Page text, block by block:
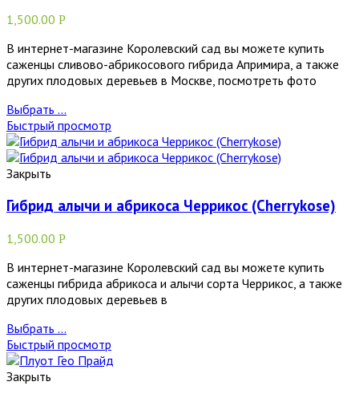
1,500.00 Р
В интернет-магазине Королевский сад вы можете купить
саженцы сливово-абрикосового гибрида Апримира, а также
других плодовых деревьев в Москве, посмотреть фото
Выбрать ...
Быстрый просмотр
Закрыть
Гибрид алычи и абрикоса Черрикос (Cherrykose)
1,500.00 Р
В интернет-магазине Королевский сад вы можете купить
саженцы гибрида абрикоса и алычи сорта Черрикос, а также
других плодовых деревьев в
Выбрать ...
Быстрый просмотр
Закрыть